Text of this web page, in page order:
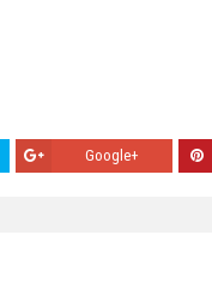
Google+